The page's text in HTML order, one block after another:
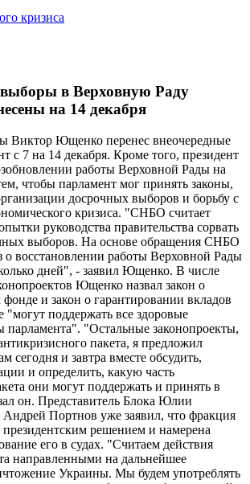
кризиса
в Верховную Раду
на 14 декабря
Виктор Ющенко перенес внеочередные
с 7 на 14 декабря. Кроме того, президент
работы Верховной Рады на
чтобы парламент мог принять законы,
досрочных выборов и борьбу с
кризиса. "СНБО считает
руководства правительства сорвать
выборов. На основе обращения СНБО
о восстановлении работы Верховной Рады
дней", - заявил Ющенко. В числе
Ющенко назвал закон о
и закон о гарантировании вкладов
"могут поддержать все здоровые
парламента". "Остальные законопроекты,
пакета, я предложил
сегодня и завтра вместе обсудить,
и определить, какую часть
они могут поддержать и принять в
он. Представитель Блока Юлии
Портнов уже заявил, что фракция
решением и намерена
его в судах. "Считаем действия
направленными на дальнейшее
Украины. Мы будем употреблять